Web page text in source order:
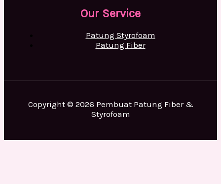
Our Service
Patung Styrofoam
Patung Fiber
Copyright © 2026 Pembuat Patung Fiber &
Styrofoam